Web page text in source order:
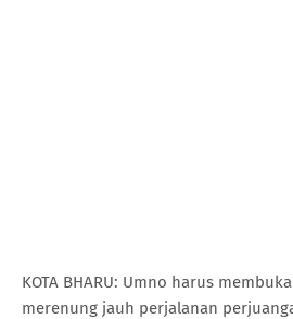
KOTA BHARU: Umno harus
merenung jauh perjalanan